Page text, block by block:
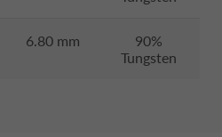
6.80 mm
90%
Tungsten